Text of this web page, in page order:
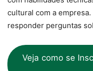
cultural com a
responder perguntas
Veja como se